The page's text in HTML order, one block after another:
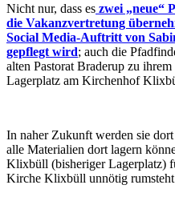
Nicht nur, dass es zwei „neue“
die Vakanzvertretung
Social Media-Auftritt von
gepflegt wird; auch die
alten Pastorat Braderup zu
Lagerplatz am Kirchenhof
In naher Zukunft werden sie
alle Materialien dort lagern
Klixbüll (bisheriger Lagerplatz)
Kirche Klixbüll unnötig